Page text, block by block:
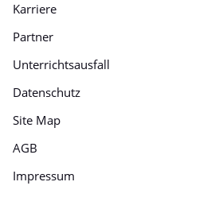
Karriere
Partner
Unterrichtsausfall
Datenschutz
Site Map
AGB
Impressum